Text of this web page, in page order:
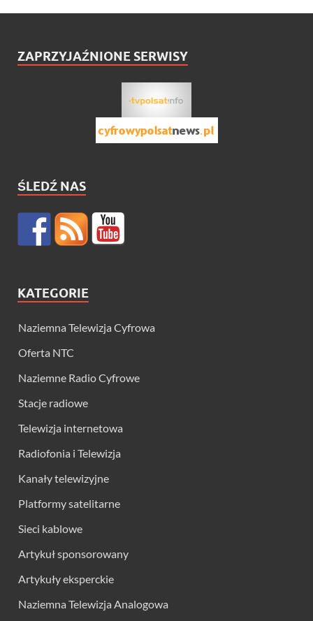
ZAPRZYJAŹNIONE SERWISY
ŚLEDŹ NAS
KATEGORIE
Naziemna Telewizja Cyfrowa
Oferta NTC
Naziemne Radio Cyfrowe
Stacje radiowe
Telewizja internetowa
Radiofonia i Telewizja
Kanały telewizyjne
Platformy satelitarne
Sieci kablowe
Artykuł sponsorowany
Artykuły eksperckie
Naziemna Telewizja Analogowa